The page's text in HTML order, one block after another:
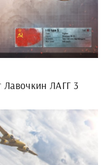
Лавочкин ЛАГГ 3